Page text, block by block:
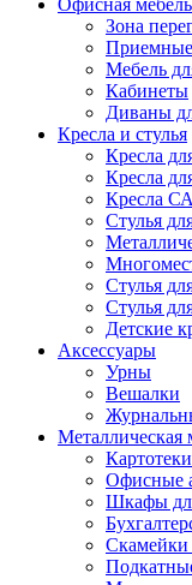
Зона
Приемные
Мебель
Кабинеты
Диваны
Кресла и стулья
Кресла
Кресла
Кресла
Стулья
Стулья
Стулья
Детские
Аксессуары
Урны
Вешалки
Металлическая
Картотеки
Офисные
Шкафы
Скамейки